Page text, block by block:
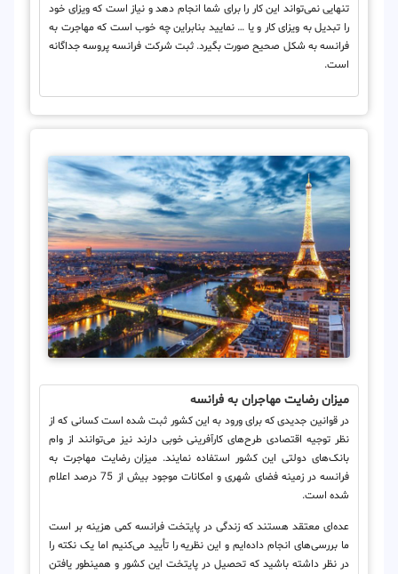
تنهایی نمی‌تواند این کار را برای شما انجام دهد و نیاز است که ویزای خود
را تبدیل به ویزای کار و یا … نمایید بنابراین چه خوب است که مهاجرت به
فرانسه به شکل صحیح صورت بگیرد. ثبت شرکت فرانسه پروسه جداگانه
است.
میزان رضایت مهاجران به فرانسه
در قوانین جدیدی که برای ورود به این کشور ثبت شده است کسانی که از
نظر توجیه اقتصادی طرح‌های کارآفرینی خوبی دارند نیز می‌توانند از وام
بانک‌های دولتی این کشور استفاده نمایند. میزان رضایت مهاجرت به
فرانسه در زمینه فضای شهری و امکانات موجود بیش از 75 درصد اعلام
شده است.
عده‌ای معتقد هستند که زندگی در پایتخت فرانسه کمی هزینه بر است
ما بررسی‌های انجام داده‌ایم و این نظریه را تأیید می‌کنیم اما یک نکته را
در نظر داشته باشید که تحصیل در پایتخت این کشور و همینطور یافتن